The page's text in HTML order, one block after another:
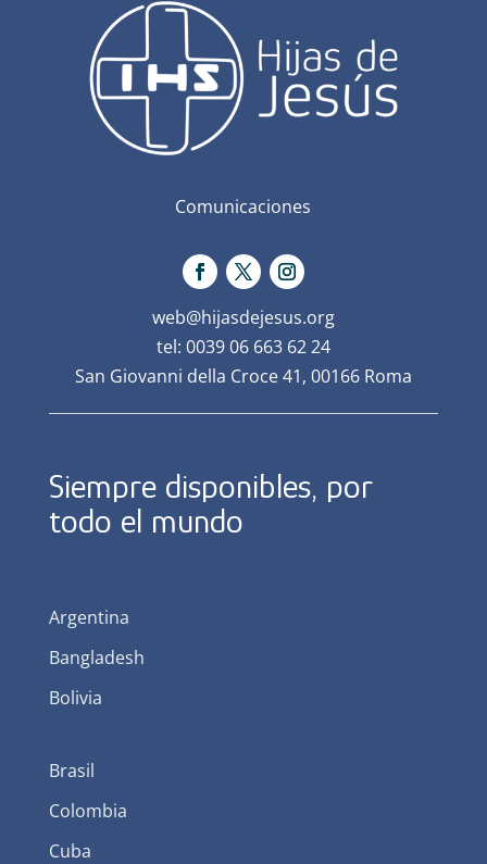
Comunicaciones
web@hijasdejesus.org
tel: 0039 06 663 62 24
San Giovanni della Croce 41, 00166 Roma
Siempre disponibles, por
todo el mundo
Argentina
Bangladesh
Bolivia
Brasil
Colombia
Cuba